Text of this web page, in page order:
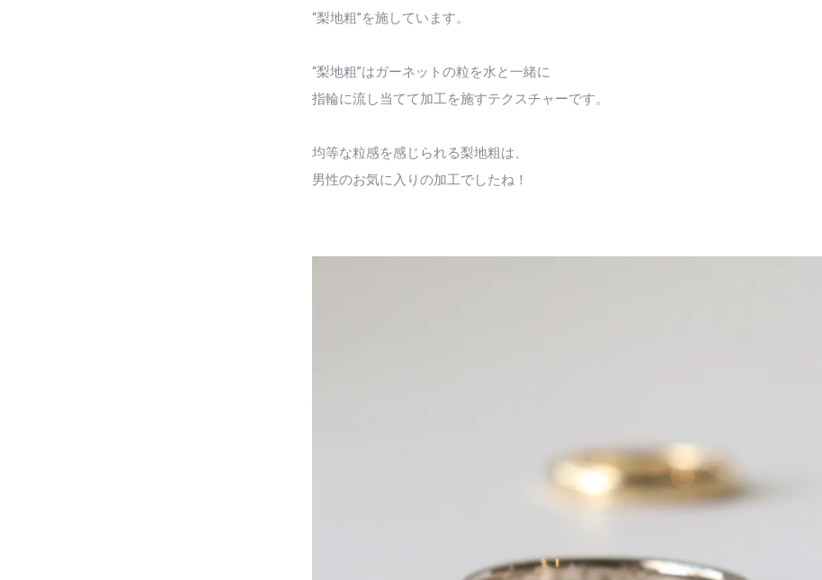
“梨地粗”を施しています。
“梨地粗”はガーネットの粒を水と一緒に
指輪に流し当てて加工を施すテクスチャーです。
均等な粒感を感じられる梨地粗は、
男性のお気に入りの加工でしたね！